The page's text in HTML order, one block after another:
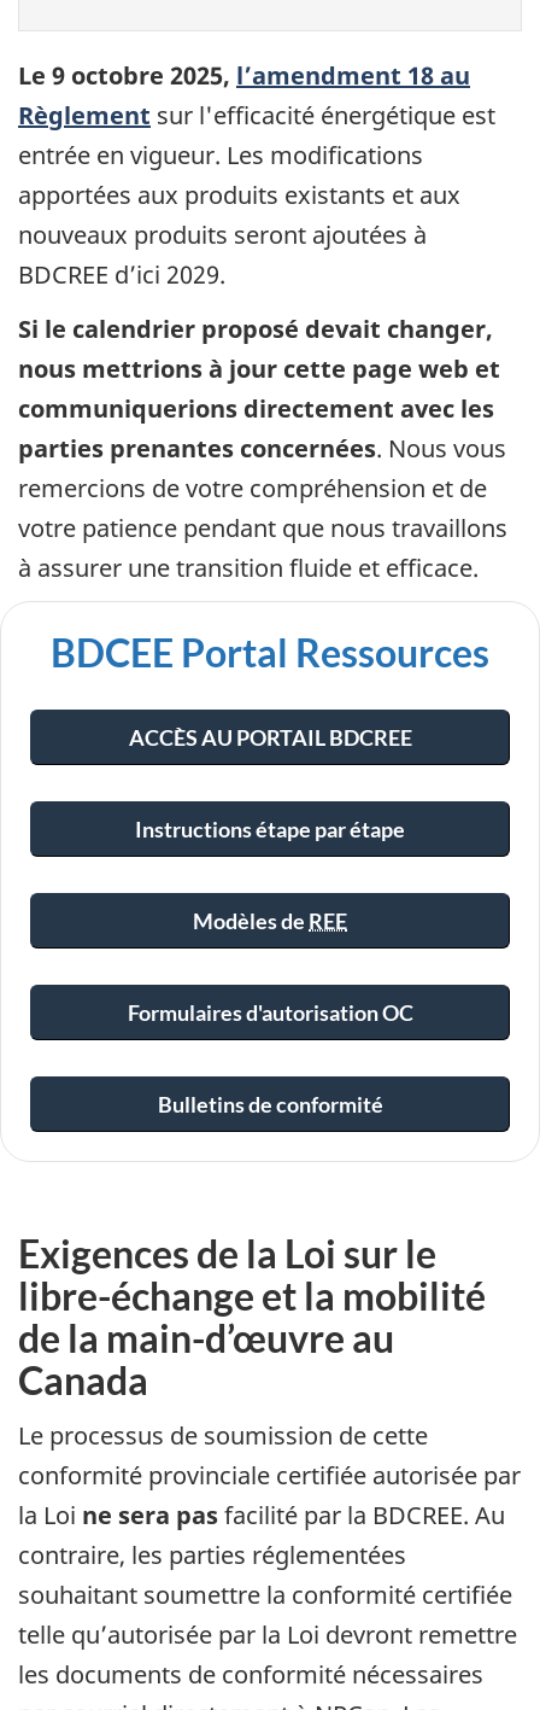
Le 9 octobre 2025, l’amendment 18 au
Règlement sur l'efficacité énergétique est
entrée en vigueur. Les modifications
apportées aux produits existants et aux
nouveaux produits seront ajoutées à
BDCREE d’ici 2029.
Si le calendrier proposé devait changer,
nous mettrions à jour cette page web et
communiquerions directement avec les
parties prenantes concernées. Nous vous
remercions de votre compréhension et de
votre patience pendant que nous travaillons
à assurer une transition fluide et efficace.
BDCEE Portal Ressources
ACCÈS AU PORTAIL BDCREE
Instructions étape par étape
Modèles de REE
Formulaires d'autorisation OC
Bulletins de conformité
Exigences de la Loi sur le
libre-échange et la mobilité
de la main-d’œuvre au
Canada
Le processus de soumission de cette
conformité provinciale certifiée autorisée par
la Loi ne sera pasfacilité par la BDCREE. Au
contraire, les parties réglementées
souhaitant soumettre la conformité certifiée
telle qu’autorisée par la Loi devront remettre
les documents de conformité nécessaires